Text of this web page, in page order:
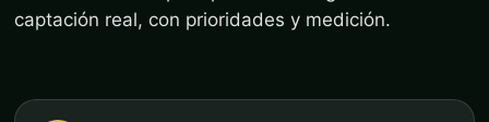
captación real, con prioridades y medición.